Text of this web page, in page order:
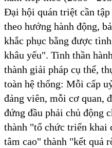
Đại hội quán triệt cần
theo hướng hành động,
khắc phục bằng được
khâu yếu". Tinh thần
thành giải pháp cụ thể,
toàn hệ thống: Mỗi cấp
đảng viên, mỗi cơ quan,
đứng đầu phải chủ động
thành "tổ chức triển
tâm cao" thành "kết quả